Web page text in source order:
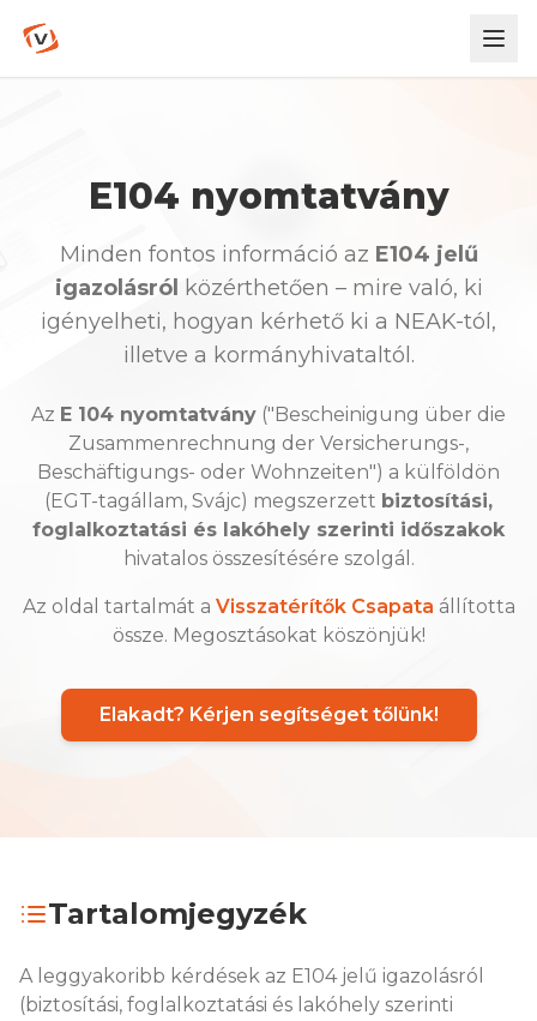
E104 nyomtatvány
Minden fontos információ az E104 jelű
igazolásról közérthetően – mire való, ki
igényelheti, hogyan kérhető ki a NEAK-tól,
illetve a kormányhivataltól.
Az E 104 nyomtatvány ("Bescheinigung über die
Zusammenrechnung der Versicherungs-,
Beschäftigungs- oder Wohnzeiten") a külföldön
(EGT-tagállam, Svájc) megszerzett biztosítási,
foglalkoztatási és lakóhely szerinti időszakok
hivatalos összesítésére szolgál.
Az oldal tartalmát a Visszatérítők Csapata állította
össze. Megosztásokat köszönjük!
Elakadt? Kérjen segítséget tőlünk!
Tartalomjegyzék
A leggyakoribb kérdések az E104 jelű igazolásról
(biztosítási, foglalkoztatási és lakóhely szerinti